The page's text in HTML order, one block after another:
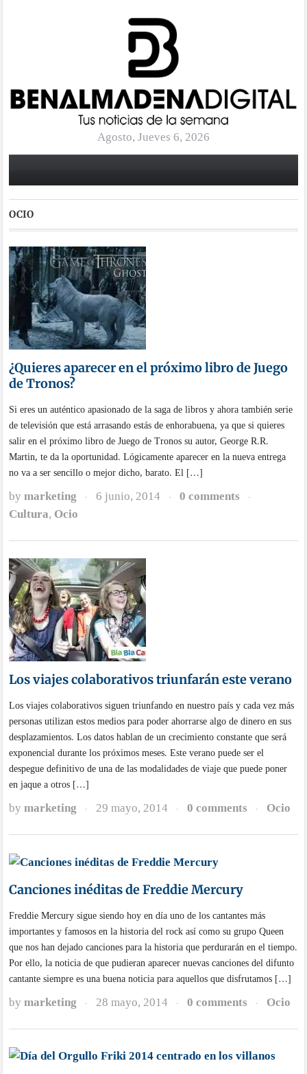
Agosto, Jueves 6, 2026
OCIO
¿Quieres aparecer en el próximo libro de Juego
de Tronos?
Si eres un auténtico apasionado de la saga de libros y ahora también serie
de televisión que está arrasando estás de enhorabuena, ya que si quieres
salir en el próximo libro de Juego de Tronos su autor, George R.R.
Martin, te da la oportunidad. Lógicamente aparecer en la nueva entrega
no va a ser sencillo o mejor dicho, barato. El […]
bymarketing · 6 junio, 2014 · 0 comments ·
Cultura, Ocio
Los viajes colaborativos triunfarán este verano
Los viajes colaborativos siguen triunfando en nuestro país y cada vez más
personas utilizan estos medios para poder ahorrarse algo de dinero en sus
desplazamientos. Los datos hablan de un crecimiento constante que será
exponencial durante los próximos meses. Este verano puede ser el
despegue definitivo de una de las modalidades de viaje que puede poner
en jaque a otros […]
bymarketing · 29 mayo, 2014 · 0 comments · Ocio
Canciones inéditas de Freddie Mercury
Freddie Mercury sigue siendo hoy en día uno de los cantantes más
importantes y famosos en la historia del rock así como su grupo Queen
que nos han dejado canciones para la historia que perdurarán en el tiempo.
Por ello, la noticia de que pudieran aparecer nuevas canciones del difunto
cantante siempre es una buena noticia para aquellos que disfrutamos […]
bymarketing · 28 mayo, 2014 · 0 comments · Ocio